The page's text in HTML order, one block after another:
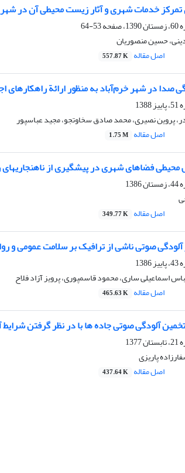
تمرکز خدمات شهری و آثار زیست محیطی آن در
53-64
حسین منصوریان
اصل مقاله 557.87 K
صدا در شهر خرم‌آباد به منظور ارائة
پروین نصیری، محمد صادق سخاوتجو، مجید عباسپور
اصل مقاله 1.75 M
فضاهای شهری در پیشگیری از ناهنجاریهای
اصل مقاله 349.77 K
آلودگی صوتی ناشی از ترافیک بر سلامت عمومی و
اسماعیلی ساری، محمود قاسمپوری، پرویز آزاد فلاح
اصل مقاله 465.63 K
آلودگی صوتی جاده ها با در نظر گرفتن
پاریزی
اصل مقاله 437.64 K